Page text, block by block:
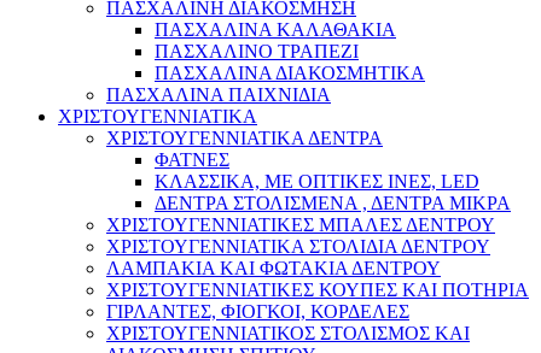
ΠΑΣΧΑΛΙΝΗ ΔΙΑΚΟΣΜΗΣΗ
ΠΑΣΧΑΛΙΝΑ ΚΑΛΑΘΑΚΙΑ
ΠΑΣΧΑΛΙΝΟ ΤΡΑΠΕΖΙ
ΠΑΣΧΑΛΙΝΑ ΔΙΑΚΟΣΜΗΤΙΚΑ
ΠΑΣΧΑΛΙΝΑ ΠΑΙΧΝΙΔΙΑ
ΧΡΙΣΤΟΥΓΕΝΝΙΑΤΙΚΑ
ΧΡΙΣΤΟΥΓΕΝΝΙΑΤΙΚΑ ΔΕΝΤΡΑ
ΦΑΤΝΕΣ
ΚΛΑΣΣΙΚΑ, ΜΕ ΟΠΤΙΚΕΣ ΙΝΕΣ, LED
ΔΕΝΤΡΑ ΣΤΟΛΙΣΜΕΝΑ , ΔΕΝΤΡΑ ΜΙΚΡΑ
ΧΡΙΣΤΟΥΓΕΝΝΙΑΤΙΚΕΣ ΜΠΑΛΕΣ ΔΕΝΤΡΟΥ
ΧΡΙΣΤΟΥΓΕΝΝΙΑΤΙΚΑ ΣΤΟΛΙΔΙΑ ΔΕΝΤΡΟΥ
ΛΑΜΠΑΚΙΑ ΚΑΙ ΦΩΤΑΚΙΑ ΔΕΝΤΡΟΥ
ΧΡΙΣΤΟΥΓΕΝΝΙΑΤΙΚΕΣ ΚΟΥΠΕΣ ΚΑΙ ΠΟΤΗΡΙΑ
ΓΙΡΛΑΝΤΕΣ, ΦΙΟΓΚΟΙ, ΚΟΡΔΕΛΕΣ
ΧΡΙΣΤΟΥΓΕΝΝΙΑΤΙΚΟΣ ΣΤΟΛΙΣΜΟΣ ΚΑΙ